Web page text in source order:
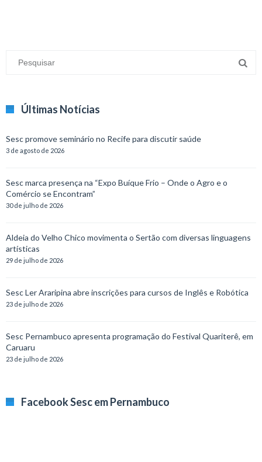
Últimas Notícias
Sesc promove seminário no Recife para discutir saúde
3 de agosto de 2026
Sesc marca presença na “Expo Buíque Frio – Onde o Agro e o
Comércio se Encontram”
30 de julho de 2026
Aldeia do Velho Chico movimenta o Sertão com diversas linguagens
artísticas
29 de julho de 2026
Sesc Ler Araripina abre inscrições para cursos de Inglês e Robótica
23 de julho de 2026
Sesc Pernambuco apresenta programação do Festival Quariterê, em
Caruaru
23 de julho de 2026
Facebook Sesc em Pernambuco